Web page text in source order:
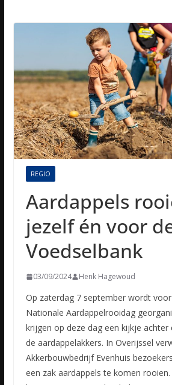
REGIO
Aardappels
jezelf én voor
Voedselbank
03/09/2024 Henk Hagewoud
Op zaterdag 7 september wordt
Nationale Aardappelrooidag
krijgen op deze dag een kijkje achter
de aardappelakkers. In Overijssel
Akkerbouwbedrijf Evenhuis
een zak aardappels te komen